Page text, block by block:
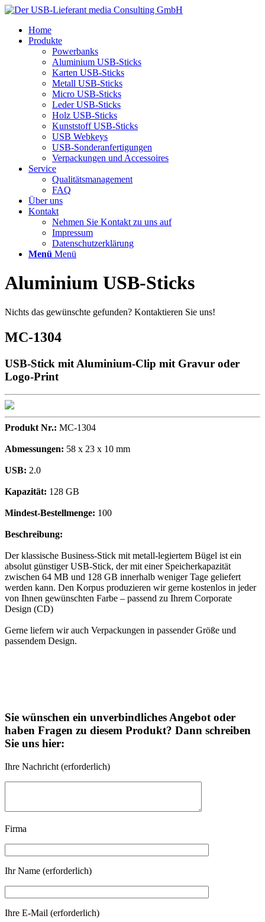
Home
Produkte
Powerbanks
Aluminium USB-Sticks
Karten USB-Sticks
Metall USB-Sticks
Micro USB-Sticks
Leder USB-Sticks
Holz USB-Sticks
Kunststoff USB-Sticks
USB Webkeys
USB-Sonderanfertigungen
Verpackungen und Accessoires
Service
Qualitätsmanagement
FAQ
Über uns
Kontakt
Nehmen Sie Kontakt zu uns auf
Impressum
Datenschutzerklärung
Menü Menü
Aluminium USB-Sticks
Nichts das gewünschte gefunden? Kontaktieren Sie uns!
MC-1304
USB-Stick mit Aluminium-Clip mit Gravur oder
Logo-Print
Produkt Nr.: MC-1304
Abmessungen: 58 x 23 x 10 mm
USB: 2.0
Kapazität: 128 GB
Mindest-Bestellmenge: 100
Beschreibung:
Der klassische Business-Stick mit metall-legiertem Bügel ist ein
absolut günstiger USB-Stick, der mit einer Speicherkapazität
zwischen 64 MB und 128 GB innerhalb weniger Tage geliefert
werden kann. Den Korpus produzieren wir gerne kostenlos in jeder
von Ihnen gewünschten Farbe – passend zu Ihrem Corporate
Design (CD)
Gerne liefern wir auch Verpackungen in passender Größe und
passendem Design.
Sie wünschen ein unverbindliches Angebot oder
haben Fragen zu diesem Produkt? Dann schreiben
Sie uns hier:
Ihre Nachricht (erforderlich)
Firma
Ihr Name (erforderlich)
Ihre E-Mail (erforderlich)